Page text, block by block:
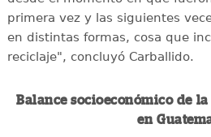
primera vez y las siguientes
en distintas formas, cosa que
reciclaje", concluyó Carballido.
Balance socioeconómico de
en